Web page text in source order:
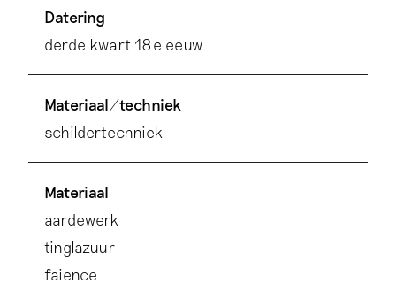
Datering
derde kwart 18e eeuw
Materiaal/techniek
schildertechniek
Materiaal
aardewerk
tinglazuur
faience